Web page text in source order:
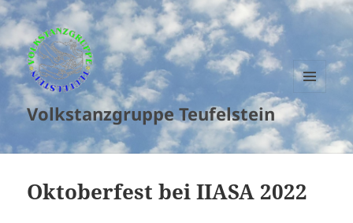
Volkstanzgruppe Teufelstein
MENU
AND
WIDGETS
Oktoberfest bei IIASA 2022